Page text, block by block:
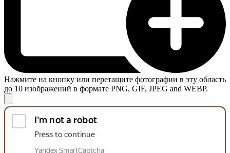
Нажмите на кнопку или перетащите фотографии в эту область
до 10 изображений в формате PNG, GIF, JPEG and WEBP.